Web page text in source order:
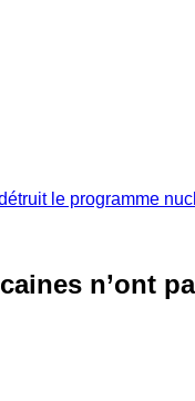
le programme
n’ont